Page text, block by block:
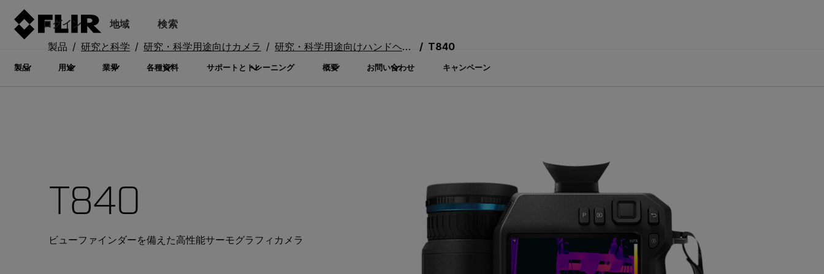
ログイン 地域 検索
製品 用途 業界 各種資料 サポートとトレーニング 概要 お問い合わせ キャンペーン
製品 研究と科学 研究・科学用途向けカメラ 研究・科学用途向けハンドヘルドカメラ T840
T840
ビューファインダーを備えた高性能サーモグラフィカメラ